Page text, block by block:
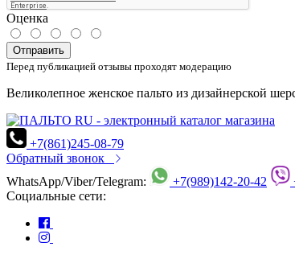
Оценка
Отправить
Перед публикацией отзывы проходят модерацию
Великолепное женское пальто из дизайнерской
+7(861)245-08-79
Обратный звонок
WhatsApp/Viber/Telegram:
+7(989)142-20-42
Социальные сети: